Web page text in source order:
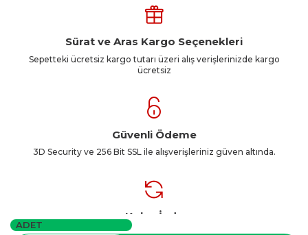
ADET
Sürat ve Aras Kargo Seçenekleri
Sepetteki ücretsiz kargo tutarı üzeri alış verişlerinizde kargo
ücretsiz
Güvenli Ödeme
3D Security ve 256 Bit SSL ile alışverişleriniz güven altında.
Kolay İade